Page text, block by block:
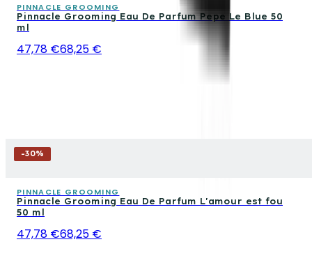
PINNACLE GROOMING
Pinnacle Grooming Eau De Parfum Pepe Le Blue 50
ml
47,78 €68,25 €
-30%
PINNACLE GROOMING
Pinnacle Grooming Eau De Parfum L'amour est fou
50 ml
47,78 €68,25 €